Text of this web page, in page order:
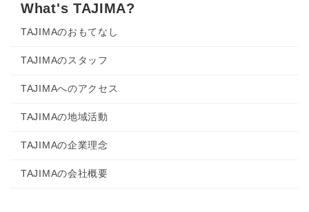
What's TAJIMA?
TAJIMAのおもてなし
TAJIMAのスタッフ
TAJIMAへのアクセス
TAJIMAの地域活動
TAJIMAの企業理念
TAJIMAの会社概要